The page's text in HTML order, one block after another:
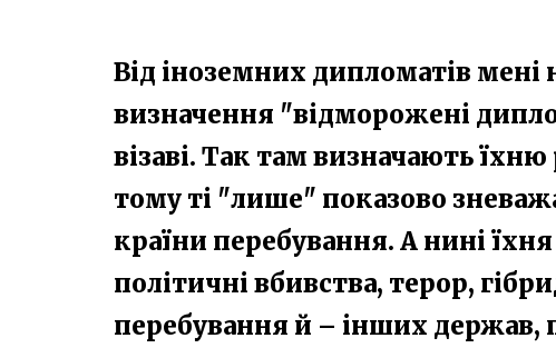
Від іноземних дипломатів
визначення "відморожені
візаві. Так там визначають
тому ті "лише" показово
країни перебування. А нині
політичні вбивства, терор,
перебування й – інших держав,